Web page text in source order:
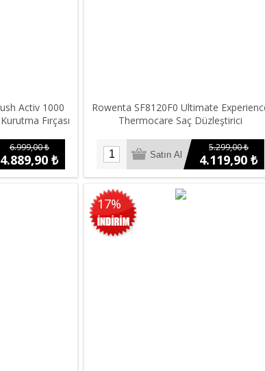
Activ 1000
Fırçası
6.999,00 ₺
4.889,90 ₺
Rowenta SF8120F0 Ultimate
Thermocare Saç Düzleştirici
5.299,00 ₺
4.119,90 ₺
17%